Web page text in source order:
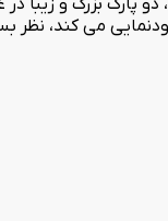
می کند، نظر